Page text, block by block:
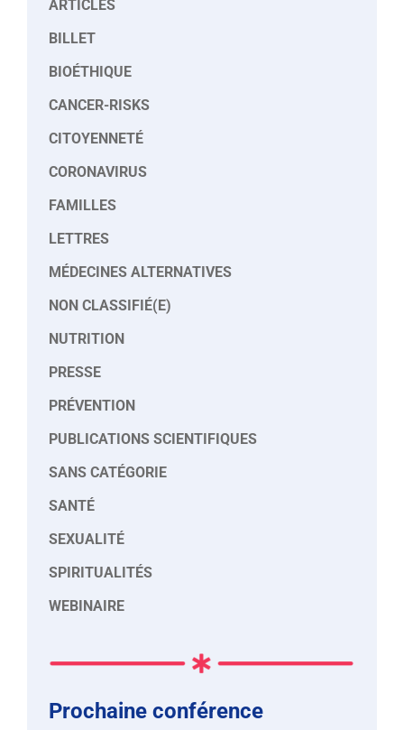
ARTICLES
BILLET
BIOÉTHIQUE
CANCER-RISKS
CITOYENNETÉ
CORONAVIRUS
FAMILLES
LETTRES
MÉDECINES ALTERNATIVES
NON CLASSIFIÉ(E)
NUTRITION
PRESSE
PRÉVENTION
PUBLICATIONS SCIENTIFIQUES
SANS CATÉGORIE
SANTÉ
SEXUALITÉ
SPIRITUALITÉS
WEBINAIRE
Prochaine conférence